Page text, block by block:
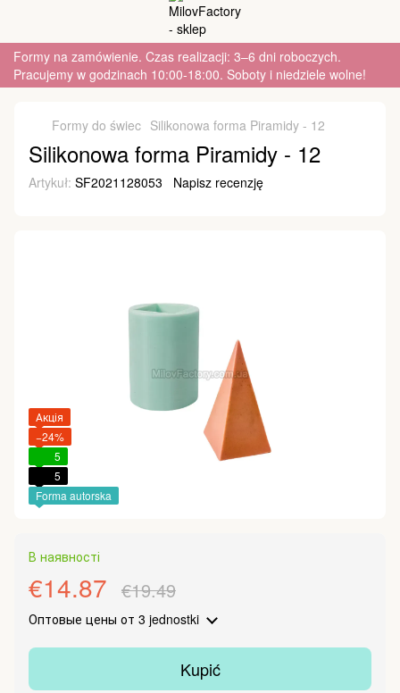
Formy na zamówienie. Czas realizacji: 3–6 dni roboczych.
Pracujemy w godzinach 10:00-18:00. Soboty i niedziele wolne!
Formy do świec Silikonowa forma Piramidy - 12
Silikonowa forma Piramidy - 12
Artykuł: SF2021128053 Napisz recenzję
Акція
−24%
5
5
Forma autorska
В наявності
€14.87 €19.49
Оптовые цены от 3 jednostki
Kupić